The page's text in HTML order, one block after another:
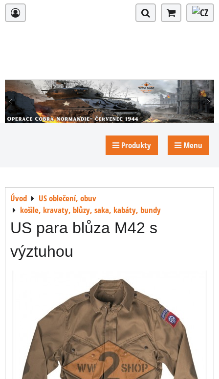
Produkty Menu
Úvod
US oblečení, obuv
košile, kravaty, blůzy, saka, kabáty, bundy
US para blůza M42 s
výztuhou